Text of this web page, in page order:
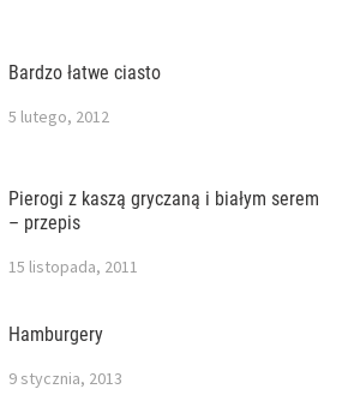
Bardzo łatwe ciasto
5 lutego, 2012
Pierogi z kaszą gryczaną i białym serem
– przepis
15 listopada, 2011
Hamburgery
9 stycznia, 2013